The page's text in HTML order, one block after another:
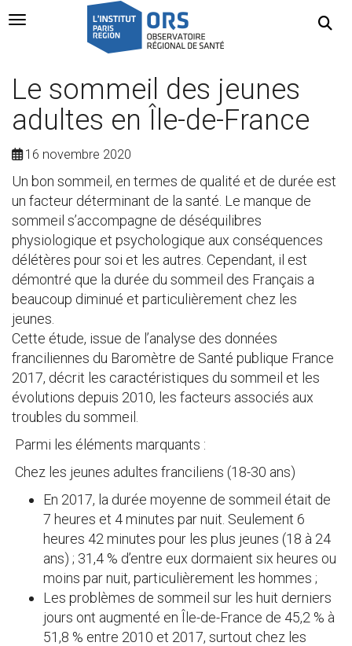
Navigation Toggle
Le sommeil des jeunes
adultes en Île-de-France
16 novembre 2020
Un bon sommeil, en termes de qualité et de durée est
un facteur déterminant de la santé. Le manque de
sommeil s’accompagne de déséquilibres
physiologique et psychologique aux conséquences
délétères pour soi et les autres. Cependant, il est
démontré que la durée du sommeil des Français a
beaucoup diminué et particulièrement chez les
jeunes.
Cette étude, issue de l’analyse des données
franciliennes du Baromètre de Santé publique France
2017, décrit les caractéristiques du sommeil et les
évolutions depuis 2010, les facteurs associés aux
troubles du sommeil.
Parmi les éléments marquants :
Chez les jeunes adultes franciliens (18-30 ans)
En 2017, la durée moyenne de sommeil était de
7 heures et 4 minutes par nuit. Seulement 6
heures 42 minutes pour les plus jeunes (18 à 24
ans) ; 31,4 % d’entre eux dormaient six heures ou
moins par nuit, particulièrement les hommes ;
Les problèmes de sommeil sur les huit derniers
jours ont augmenté en Île-de-France de 45,2 % à
51,8 % entre 2010 et 2017, surtout chez les